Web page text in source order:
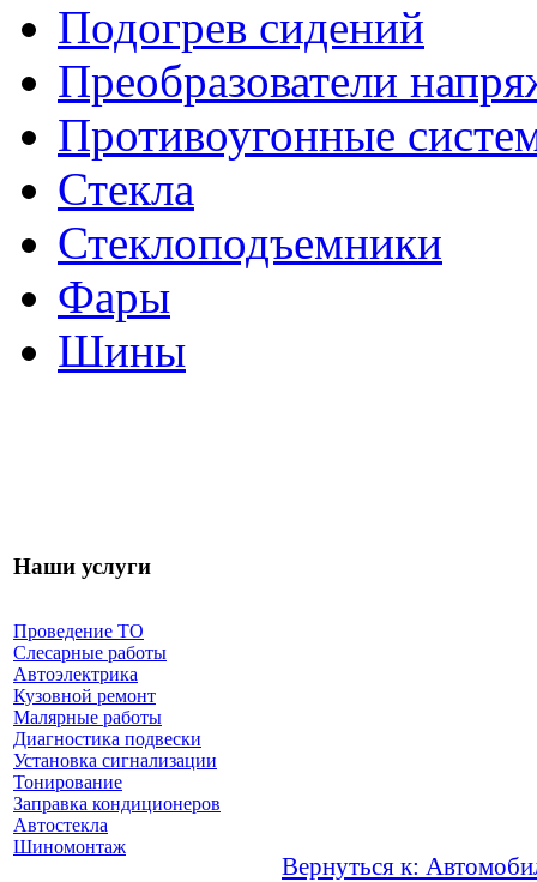
Подогрев сидений
Преобразователи
Противоугонные
Стекла
Стеклоподъемники
Фары
Шины
Наши услуги
Проведение ТО
Слесарные работы
Автоэлектрика
Кузовной ремонт
Малярные работы
Диагностика подвески
Установка сигнализации
Тонирование
Заправка кондиционеров
Автостекла
Шиномонтаж
Вернуться к: